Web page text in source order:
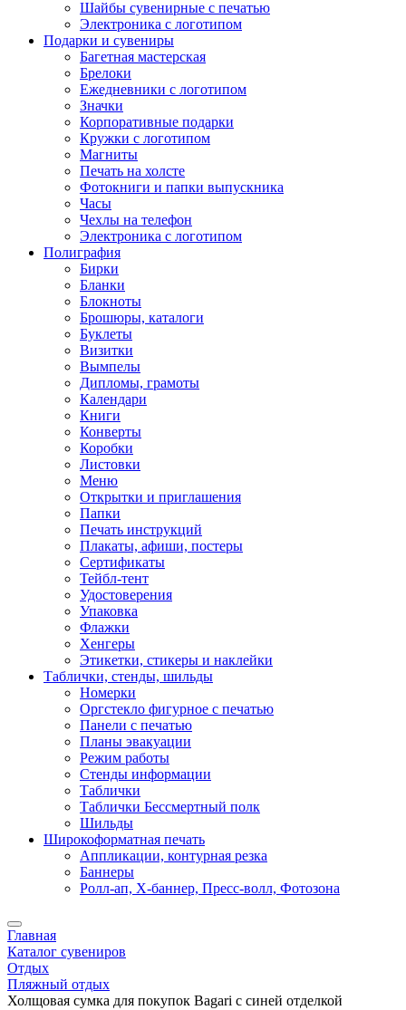
Шайбы сувенирные с печатью
Электроника с логотипом
Подарки и сувениры
Багетная мастерская
Брелоки
Ежедневники с логотипом
Значки
Корпоративные подарки
Кружки с логотипом
Магниты
Печать на холсте
Фотокниги и папки выпускника
Часы
Чехлы на телефон
Электроника с логотипом
Полиграфия
Бирки
Бланки
Блокноты
Брошюры, каталоги
Буклеты
Визитки
Вымпелы
Дипломы, грамоты
Календари
Книги
Конверты
Коробки
Листовки
Меню
Открытки и приглашения
Папки
Печать инструкций
Плакаты, афиши, постеры
Сертификаты
Тейбл-тент
Удостоверения
Упаковка
Флажки
Хенгеры
Этикетки, стикеры и наклейки
Таблички, стенды, шильды
Номерки
Оргстекло фигурное с печатью
Панели с печатью
Планы эвакуации
Режим работы
Стенды информации
Таблички
Таблички Бессмертный полк
Шильды
Широкоформатная печать
Аппликации, контурная резка
Баннеры
Ролл-ап, X-баннер, Пресс-волл, Фотозона
Главная
Каталог сувениров
Отдых
Пляжный отдых
Холщовая сумка для покупок Bagari с синей отделкой